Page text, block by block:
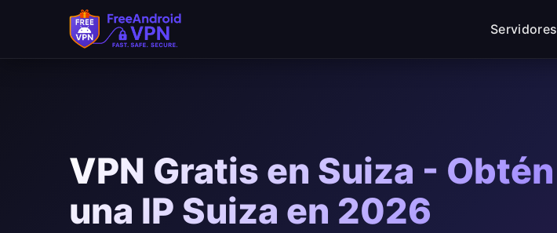
Saltar al contenido principal
Servidores
VPN Gratis en Suiza - Obtén
una IP Suiza en 2026